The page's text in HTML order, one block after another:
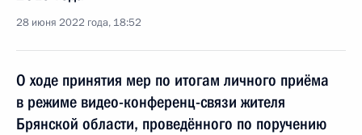
28 июня 2022 года, 18:52
О ходе принятия мер по итогам личного приёма
в режиме видео-конференц-связи жителя
Брянской области, проведённого по поручению